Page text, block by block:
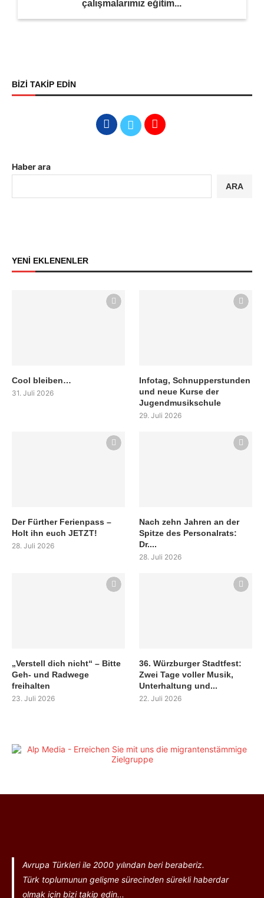
çalışmalarımız eğitim...
BİZİ TAKİP EDİN
Haber ara
ARA
YENİ EKLENENLER
Cool bleiben…
31. Juli 2026
Infotag, Schnupperstunden
und neue Kurse der
Jugendmusikschule
29. Juli 2026
Der Fürther Ferienpass –
Holt ihn euch JETZT!
28. Juli 2026
Nach zehn Jahren an der
Spitze des Personalrats:
Dr....
28. Juli 2026
„Verstell dich nicht“ – Bitte
Geh- und Radwege
freihalten
23. Juli 2026
36. Würzburger Stadtfest:
Zwei Tage voller Musik,
Unterhaltung und...
22. Juli 2026
Avrupa Türkleri ile 2000 yılından beri beraberiz.
Türk toplumunun gelişme sürecinden sürekli haberdar
olmak için bizi takip edin...